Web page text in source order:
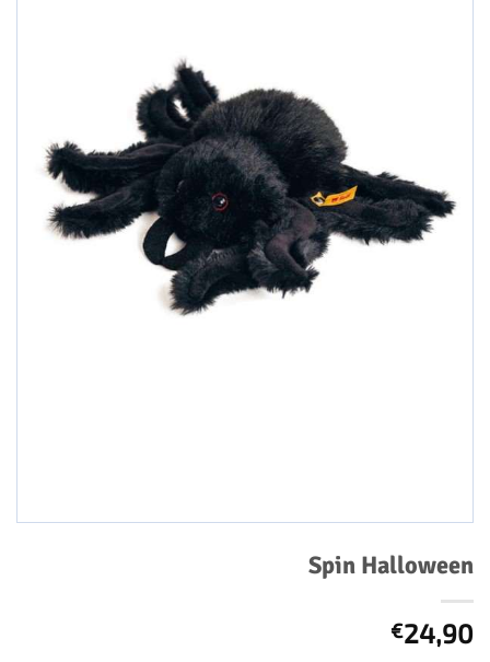
Spin Halloween
€24,90